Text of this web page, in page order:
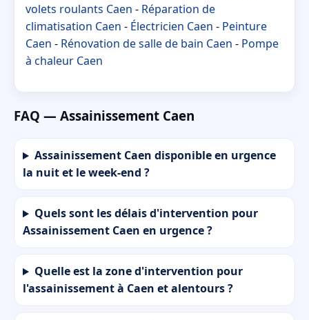
volets roulants Caen - Réparation de
climatisation Caen - Électricien Caen - Peinture
Caen - Rénovation de salle de bain Caen - Pompe
à chaleur Caen
FAQ — Assainissement Caen
Assainissement Caen disponible en urgence
la nuit et le week-end ?
Quels sont les délais d'intervention pour
Assainissement Caen en urgence ?
Quelle est la zone d'intervention pour
l'assainissement à Caen et alentours ?